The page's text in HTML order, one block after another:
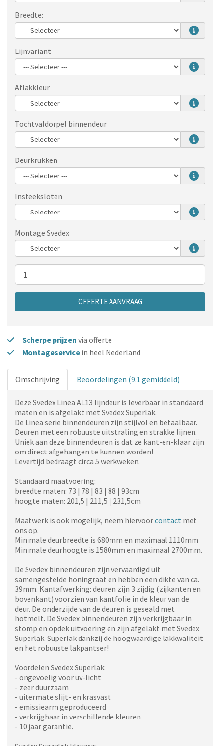
Breedte:
Lijnvariant
Aflakkleur
Tochtvaldorpel binnendeur
Deurkrukken
Insteeksloten
Montage Svedex
Aantal
OFFERTE AANVRAAG
Scherpe prijzen via offerte
Montageservice in heel Nederland
Omschrijving Beoordelingen (9.1 gemiddeld)
Deze Svedex Linea AL13 lijndeur is leverbaar in standaard
maten en is afgelakt met Svedex Superlak.
De Linea serie binnendeuren zijn stijlvol en betaalbaar.
Deuren met een robuuste uitstraling en strakke lijnen.
Uniek aan deze binnendeuren is dat ze kant-en-klaar zijn
om direct afgehangen te kunnen worden!
Levertijd bedraagt circa 5 werkweken.
Standaard maatvoering:
breedte maten: 73 | 78 | 83 | 88 | 93cm
hoogte maten: 201,5 | 211,5 | 231,5cm
Maatwerk is ook mogelijk, neem hiervoorcontact met
ons op.
Minimale deurbreedte is 680mm en maximaal 1110mm
Minimale deurhoogte is 1580mm en maximaal 2700mm.
De Svedex binnendeuren zijn vervaardigd uit
samengestelde honingraat en hebben een dikte van ca.
39mm. Kantafwerking: deuren zijn 3 zijdig (zijkanten en
bovenkant) voorzien van kantfolie in de kleur van de
deur. De onderzijde van de deuren is geseald met
hotmelt. De Svedex binnendeuren zijn verkrijgbaar in
stomp en opdek uitvoering en zijn afgelakt met Svedex
Superlak. Superlak dankzij de hoogwaardige lakkwaliteit
en het robuuste lakpantser!
Voordelen Svedex Superlak:
- ongevoelig voor uv-licht
- zeer duurzaam
- uitermate slijt- en krasvast
- emissiearm geproduceerd
- verkrijgbaar in verschillende kleuren
- 10 jaar garantie.